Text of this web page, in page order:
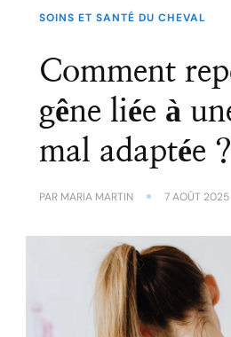
SOINS ET SANTÉ DU CHEVAL
Comment
gêne liée à
mal adaptée ?
PAR MARIA MARTIN 7 AOÛT 2025